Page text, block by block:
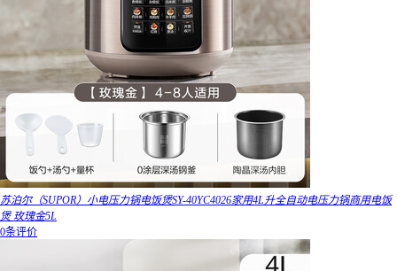
苏泊尔（SUPOR）小电压力锅电饭煲SY-40YC4026家用4L升全自动电压力锅商用电饭
煲 玫瑰金5L
0条评价